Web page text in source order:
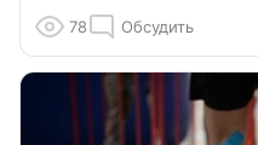
78 Обсудить